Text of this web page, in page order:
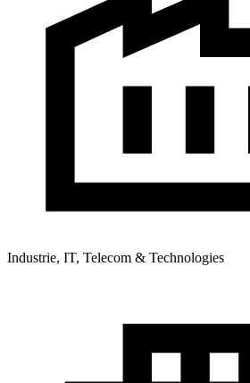
Industrie, IT, Telecom & Technologies